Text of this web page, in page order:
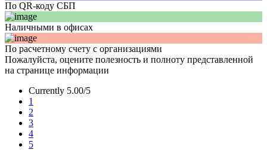
По QR-коду СБП
Наличными в офисах
По расчетному счету с организациями
Пожалуйста, оцените полезность и полноту представленной
на странице информации
Currently 5.00/5
1
2
3
4
5